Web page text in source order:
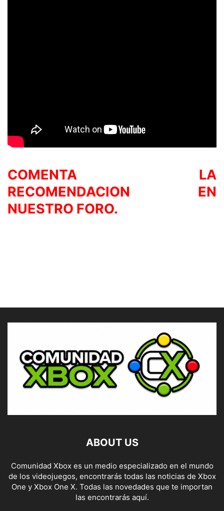
COMENTA LA
RECOMENDACION EN
NUESTRO FORO.
ABOUT US
Comunidad Xbox es un medio especializado en el mundo
de los videojuegos, encontrarás todas las noticias de Xbox
One y Xbox One X. Todas las novedades que te importan
las encontrarás aquí.